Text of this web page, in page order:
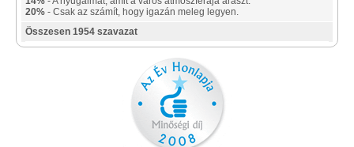
20% - Csak az számít, hogy igazán meleg legyen.
Összesen 1954 szavazat